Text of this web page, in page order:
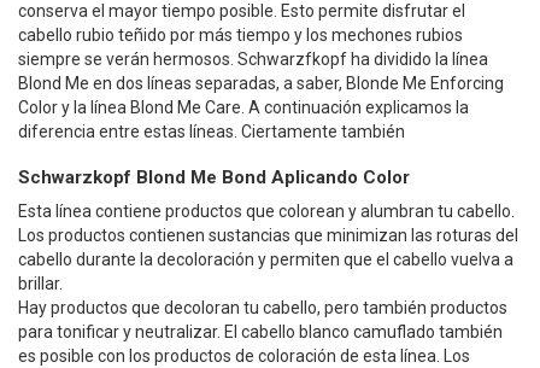
conserva el mayor tiempo posible. Esto permite disfrutar el
cabello rubio teñido por más tiempo y los mechones rubios
siempre se verán hermosos. Schwarzfkopf ha dividido la línea
Blond Me en dos líneas separadas, a saber, Blonde Me Enforcing
Color y la línea Blond Me Care. A continuación explicamos la
diferencia entre estas líneas. Ciertamente también
Schwarzkopf Blond Me Bond Aplicando Color
Esta línea contiene productos que colorean y alumbran tu cabello.
Los productos contienen sustancias que minimizan las roturas del
cabello durante la decoloración y permiten que el cabello vuelva a
brillar.
Hay productos que decoloran tu cabello, pero también productos
para tonificar y neutralizar. El cabello blanco camuflado también
es posible con los productos de coloración de esta línea. Los